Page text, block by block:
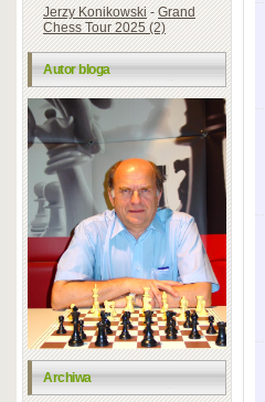
Jerzy Konikowski-Grand
Chess Tour 2025 (2)
Autor bloga
Archiwa